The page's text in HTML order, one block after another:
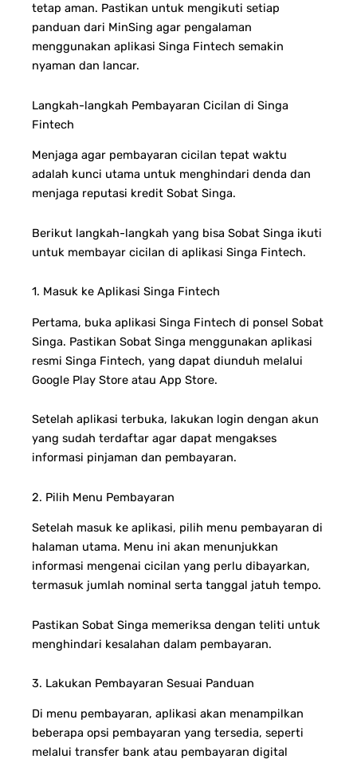
tetap aman. Pastikan untuk mengikuti setiap
panduan dari MinSing agar pengalaman
menggunakan aplikasi Singa Fintech semakin
nyaman dan lancar.
Langkah-langkah Pembayaran Cicilan di Singa
Fintech
Menjaga agar pembayaran cicilan tepat waktu
adalah kunci utama untuk menghindari denda dan
menjaga reputasi kredit Sobat Singa.
Berikut langkah-langkah yang bisa Sobat Singa ikuti
untuk membayar cicilan di aplikasi Singa Fintech.
1. Masuk ke Aplikasi Singa Fintech
Pertama, buka aplikasi Singa Fintech di ponsel Sobat
Singa. Pastikan Sobat Singa menggunakan aplikasi
resmi Singa Fintech, yang dapat diunduh melalui
Google Play Store atau App Store.
Setelah aplikasi terbuka, lakukan login dengan akun
yang sudah terdaftar agar dapat mengakses
informasi pinjaman dan pembayaran.
2. Pilih Menu Pembayaran
Setelah masuk ke aplikasi, pilih menu pembayaran di
halaman utama. Menu ini akan menunjukkan
informasi mengenai cicilan yang perlu dibayarkan,
termasuk jumlah nominal serta tanggal jatuh tempo.
Pastikan Sobat Singa memeriksa dengan teliti untuk
menghindari kesalahan dalam pembayaran.
3. Lakukan Pembayaran Sesuai Panduan
Di menu pembayaran, aplikasi akan menampilkan
beberapa opsi pembayaran yang tersedia, seperti
melalui transfer bank atau pembayaran digital